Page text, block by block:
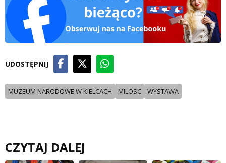
UDOSTĘPNIJ
MUZEUM NARODOWE W KIELCACH MILOSC WYSTAWA
CZYTAJ DALEJ